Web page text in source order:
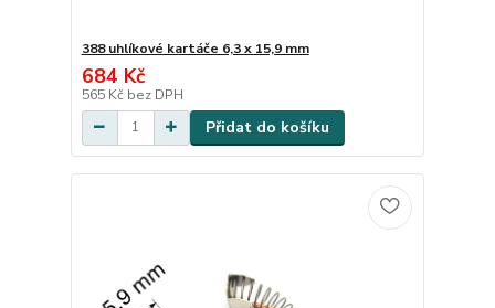
388 uhlíkové kartáče 6,3 x 15,9 mm
684 Kč
565 Kč bez DPH
Přidat do košíku